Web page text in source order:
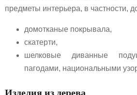
предметы интерьера, в частности,
домотканые покрывала,
скатерти,
шелковые диванные
пагодами, национальными
Изделия из дерева